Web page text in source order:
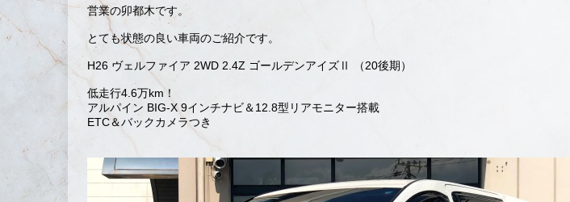
営業の卯都木です。
とても状態の良い車両のご紹介です。
H26 ヴェルファイア 2WD 2.4Z ゴールデンアイズⅡ （20後期）
低走行4.6万km！
アルパイン BIG-X 9インチナビ＆12.8型リアモニター搭載
ETC＆バックカメラつき